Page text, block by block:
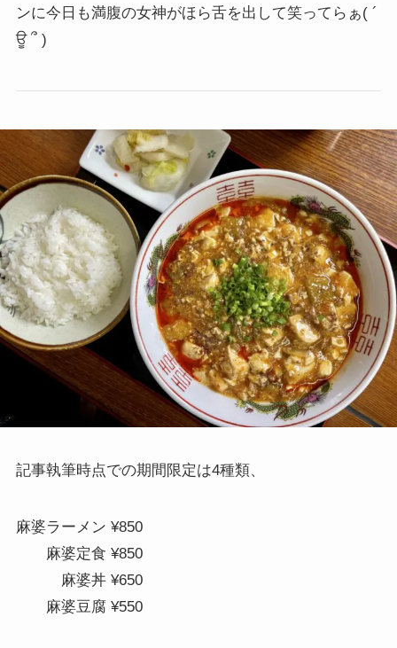
ンに今日も満腹の女神がほら舌を出して笑ってらぁ( ´
ਊ ՞ )ゞ
記事執筆時点での期間限定は4種類、
麻婆ラーメン ¥850
麻婆定食 ¥850
麻婆丼 ¥650
麻婆豆腐 ¥550